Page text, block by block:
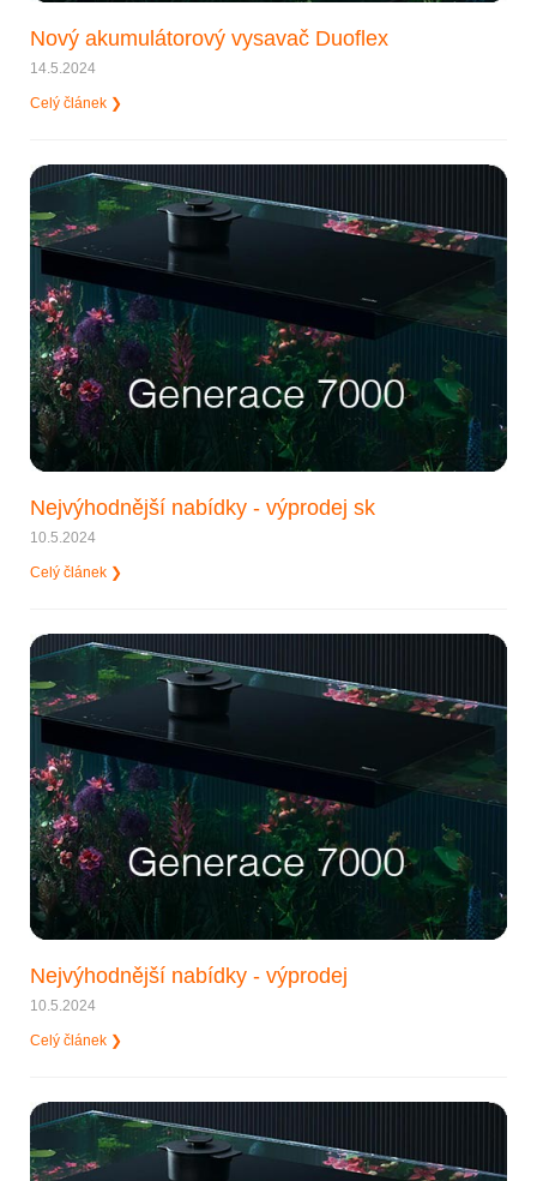
Nový akumulátorový vysavač Duoflex
14.5.2024
Celý článek ❯
Nejvýhodnější nabídky - výprodej sk
10.5.2024
Celý článek ❯
Nejvýhodnější nabídky - výprodej
10.5.2024
Celý článek ❯